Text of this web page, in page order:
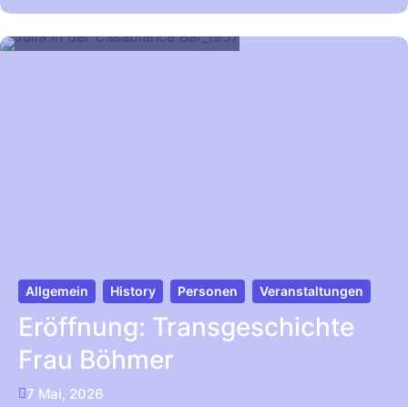
Allgemein History Personen Veranstaltungen
Eröffnung: Transgeschichte
Frau Böhmer
7 Mai, 2026